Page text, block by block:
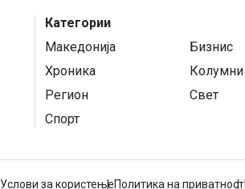
Категории
Македонија
Бизнис
Хроника
Колумни
Регион
Свет
Спорт
Услови за користењеПолитика на приватност